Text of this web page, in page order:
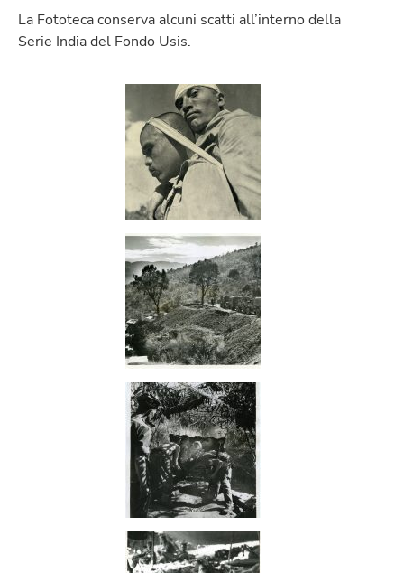
La Fototeca conserva alcuni scatti all’interno della
Serie India del Fondo Usis.